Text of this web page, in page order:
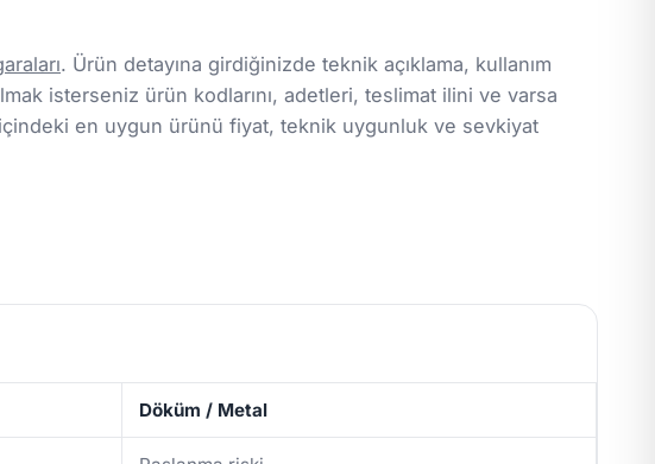
. Ürün detayına girdiğinizde teknik açıklama, kullanım
isterseniz ürün kodlarını, adetleri, teslimat ilini ve varsa
en uygun ürünü fiyat, teknik uygunluk ve sevkiyat
Döküm / Metal